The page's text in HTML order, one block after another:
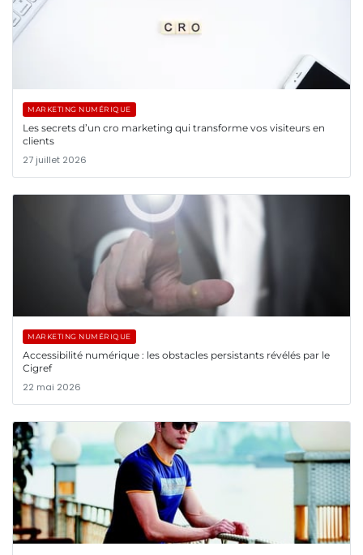
MARKETING NUMÉRIQUE
Les secrets d’un cro marketing qui transforme vos visiteurs en
clients
27 juillet 2026
MARKETING NUMÉRIQUE
Accessibilité numérique : les obstacles persistants révélés par le
Cigref
22 mai 2026